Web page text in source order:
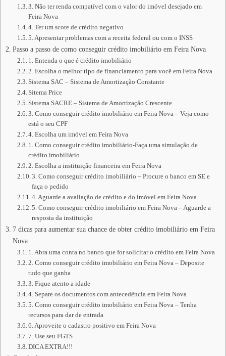
3. Não ter renda compatível com o valor do imóvel desejado em
Feira Nova
4. Ter um score de crédito negativo
5. Apresentar problemas com a receita federal ou com o INSS
Passo a passo de como conseguir crédito imobiliário em Feira Nova
1. Entenda o que é crédito imobiliário
2. Escolha o melhor tipo de financiamento para você em Feira Nova
Sistema SAC – Sistema de Amortização Constante
Sitema Price
Sistema SACRE – Sistema de Amortização Crescente
3. Como conseguir crédito imobiliário em Feira Nova – Veja como
está o seu CPF
4. Escolha um imóvel em Feira Nova
1. Como conseguir crédito imobiliário-Faça uma simulação de
crédito imobiliário
2. Escolha a instituição financeira em Feira Nova
3. Como conseguir crédito imobiliário – Procure o banco em SE e
faça o pedido
4. Aguarde a avaliação de crédito e do imóvel em Feira Nova
5. Como conseguir crédito imobiliário em Feira Nova – Aguarde a
resposta da instituição
7 dicas para aumentar sua chance de obter crédito imobiliário em Feira
Nova
1. Abra uma conta no banco que for solicitar o crédito em Feira Nova
2. Como conseguir crédito imobiliário em Feira Nova – Deposite
tudo que ganha
3. Fique atento a idade
4. Separe os documentos com antecedência em Feira Nova
5. Como conseguir crédito imobiliário em Feira Nova – Tenha
recursos para dar de entrada
6. Aproveite o cadastro positivo em Feira Nova
7. Use seu FGTS
DICA EXTRA!!!